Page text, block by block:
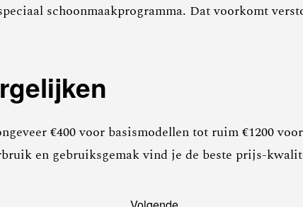
schoonmaakprogramma. Dat voorkomt
€400 voor basismodellen tot ruim €1200
en gebruiksgemak vind je de beste prijs-